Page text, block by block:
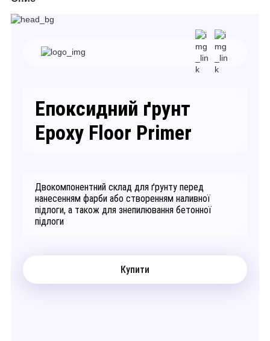
Епоксидний ґрунт
Epoxy Floor Primer
Двокомпонентний склад для ґрунту перед
нанесенням фарби або створенням наливної
підлоги, а також для знепилювання бетонної
підлоги
Купити